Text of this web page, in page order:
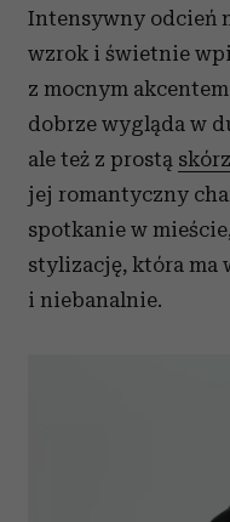
Intensywny odcień
wzrok i świetnie
z mocnym
dobrze wygląda w
ale też z prostą
jej romantyczny
spotkanie w
stylizację, która ma
i niebanalnie.